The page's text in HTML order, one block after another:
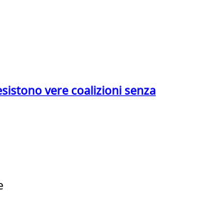
vere coalizioni senza